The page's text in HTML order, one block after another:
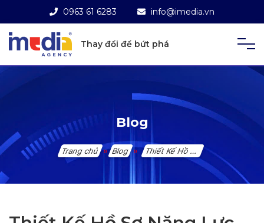
0963 61 6283 info@imedia.vn
Thay đổi để bứt phá
Trang chủ»Blog» Thiết Kế Hồ Sơ Năng Lực Công Ty Bảo Vệ | Trọn Gói Từ 249K
Blog